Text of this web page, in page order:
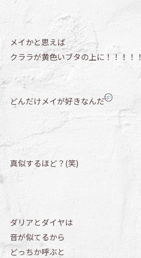
メイかと思えば
クララが黄色いブタの上に！！！！！
どんだけメイが好きなんだ
真似するほど？(笑)
ダリアとダイヤは
音が似てるから
どっちか呼ぶと